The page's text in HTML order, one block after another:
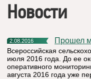
Новости
2.08.2016 Прошел
Всероссийская
июля 2016 года. До ее
оперативного
августа 2016 года уже